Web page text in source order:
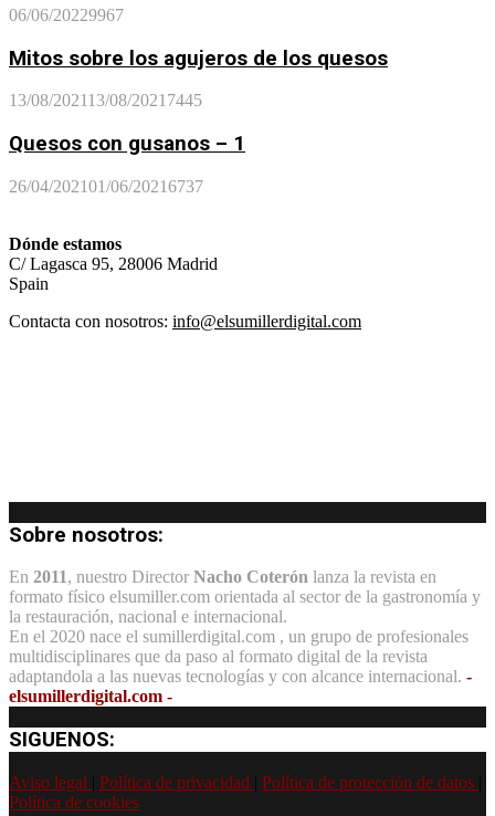
06/06/20229967
Mitos sobre los agujeros de los quesos
13/08/202113/08/20217445
Quesos con gusanos – 1
26/04/202101/06/20216737
Dónde estamos
C/ Lagasca 95, 28006 Madrid
Spain
Contacta con nosotros: info@elsumillerdigital.com
Sobre nosotros:
En 2011, nuestro Director Nacho Coterón lanza la revista en
formato físico elsumiller.com orientada al sector de la gastronomía y
la restauración, nacional e internacional.
En el 2020 nace el sumillerdigital.com , un grupo de profesionales
multidisciplinares que da paso al formato digital de la revista
adaptandola a las nuevas tecnologías y con alcance internacional. -
elsumillerdigital.com -
SIGUENOS:
Aviso legal Política de privacidad Política de protección de datos
Política de cookies